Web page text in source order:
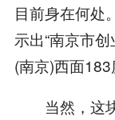
目前身在何处
示出“南京市
(南京)西面
当然，这块